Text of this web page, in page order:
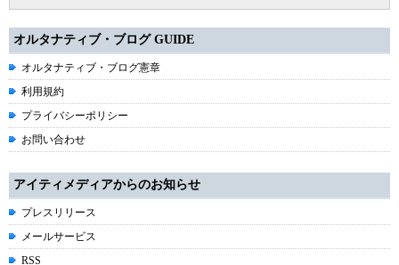
オルタナティブ・ブログ GUIDE
オルタナティブ・ブログ憲章
利用規約
プライバシーポリシー
お問い合わせ
アイティメディアからのお知らせ
プレスリリース
メールサービス
RSS